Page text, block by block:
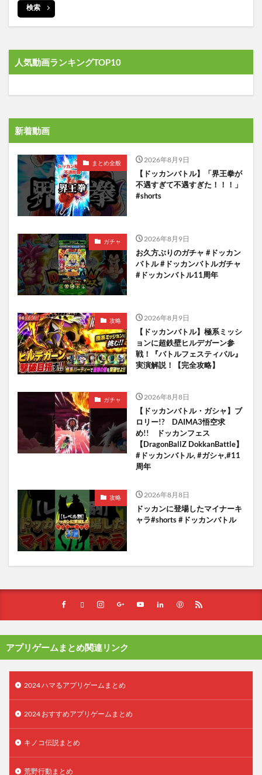
検索
人気動画ランキングTOP10
新着動画
まとめ全般 2026年8月9日
【ドッカンバトル】「界王拳が
不遇すぎて不遇すぎた！！！」
#shorts
ガチャ 2026年8月9日
お久方ぶりのガチャ #ドッカン
バトル #ドッカンバトルガチャ
#ドッカンバトル11周年
攻略 2026年8月9日
【ドッカンバトル】極系ミッシ
ョンに超鉄壁ヒルデガーン参
戦！『バトルフェスティバル』
実演解説！【完全攻略】
ガチャ 2026年8月8日
【ドッカンバトル・ガシャ】ブ
ロリー!? DAIMA3悟空求
め!! ドッカンフェス
【DragonBallZ DokkanBattle】
#ドッカンバトル, #ガシャ,#11
周年
攻略 2026年8月8日
ドッカンに登場したマイナーキ
ャラ#shorts #ドッカンバトル
アプリゲームまとめ関連リンク
2024 ハマるアプリゲームまとめ
2024 おすすめアプリゲームまとめ
キノコ伝説まとめ
荒野行動まとめ